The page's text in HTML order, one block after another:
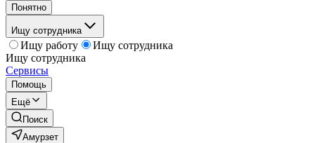
Понятно
Ищу сотрудника
Ищу работу
Ищу сотрудника
Ищу сотрудника
Сервисы
Помощь
Ещё
Поиск
Амурзет